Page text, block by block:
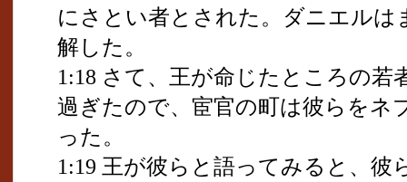
にさとい者とされた。ダニエルは
解した。
1:18 さて、王が命じたところの
過ぎたので、宦官の町は彼らをネ
った。
1:19 王が彼らと語ってみると、